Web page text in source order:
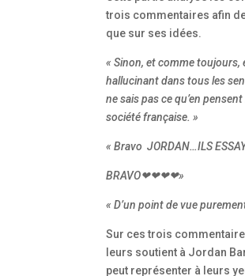
trois commentaires afin
que sur ses idées.
« Sinon, et comme toujours,
hallucinant dans tous les
ne sais pas ce qu’en
société française. »
« Bravo JORDAN…ILS
BRAVO❤❤❤❤»
« D’un point de vue
Sur ces trois
leurs soutient à Jordan
peut représenter à leurs